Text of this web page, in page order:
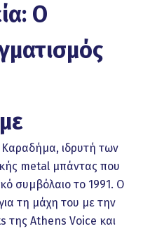
Ο
ιδρυτή των
metal μπάντας που
συμβόλαιο το 1991. Ο
τη μάχη του με την
της Athens Voice και